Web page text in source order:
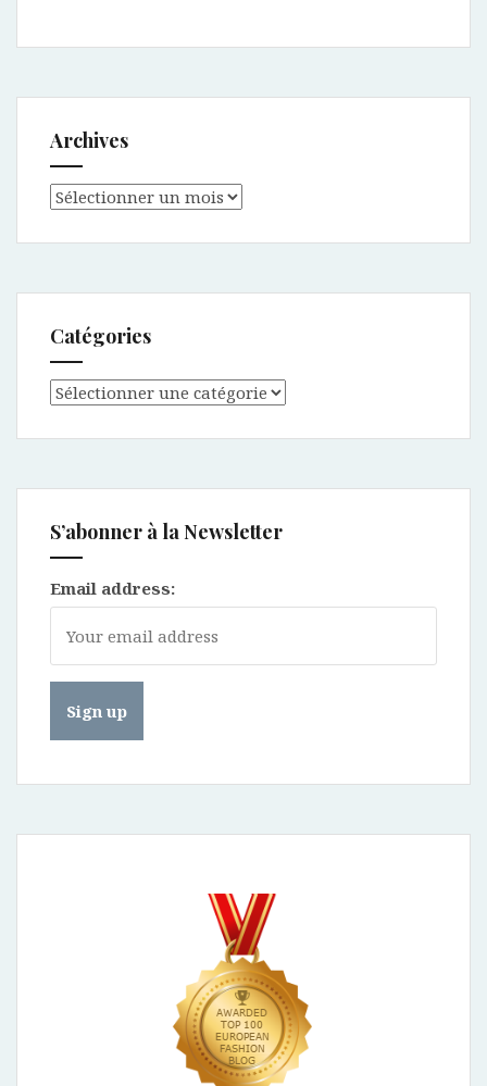
Archives
Archives
Catégories
Catégories
S’abonner à la Newsletter
Email address: